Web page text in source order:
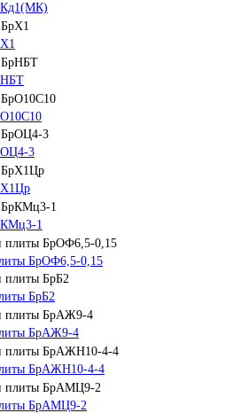
3
1
БрОФ6,5-0,15
БрБ2
БрАЖ9-4
БрАЖН10-4-4
БрАМЦ9-2